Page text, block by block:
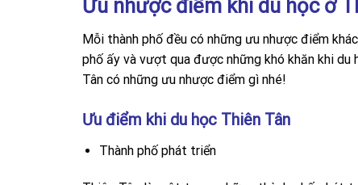
Ưu nhược điểm khi du học ở
Mỗi thành phố đều có những ưu nhược điểm
phố ấy và vượt qua được những khó khăn khi du
Tân có những ưu nhược điểm gì nhé!
Ưu điểm khi du học Thiên Tân
Thành phố phát triển